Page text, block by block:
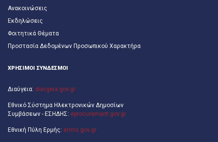
Ανακοινώσεις
Εκδηλώσεις
Φοιτητικά Θέματα
Προστασία Δεδομένων Προσωπικού Χαρακτήρα
ΧΡΗΣΙΜΟΙ ΣΥΝΔΕΣΜΟΙ
Διαύγεια: diavgeia.gov.gr
Εθνικό Σύστημα Ηλεκτρονικών Δημοσίων
Συμβάσεων - ΕΣΗΔΗΣ: eprocurement.gov.gr
Εθνική Πύλη Ερμής: ermis.gov.gr